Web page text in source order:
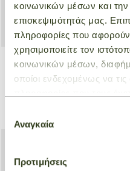
κοινωνικών μέσων και
επισκεψιμότητάς μας.
πληροφορίες που
χρησιμοποιείτε τον
κοινωνικών μέσων,
οποίοι ενδεχομένως να
των υπηρεσιών τους.
συγκατάθεσης
Αναγκαία
Προτιμήσεις
Crossbody bag M Le Pliage